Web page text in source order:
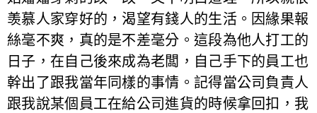
羡慕人家穿好的，渴望有錢人的生活。因緣果報
絲毫不爽，真的是不差毫分。這段為他人打工的
日子，在自己後來成為老闆，自己手下的員工也
幹出了跟我當年同樣的事情。記得當公司負責人
跟我說某個員工在給公司進貨的時候拿回扣，我